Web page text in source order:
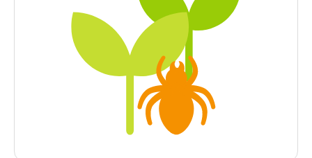
קוטלי עשבים
קוטלי מחלות
קוטלי חרקים
דישון עלוותי וביוסטימולנטים
שונות